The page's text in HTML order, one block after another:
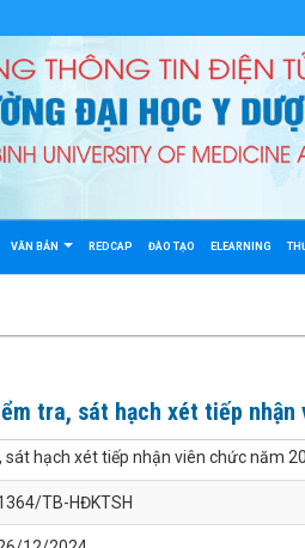
VĂN BẢN REDCAP ĐÀO TẠO ELEARNING
tra, sát hạch xét tiếp nhận
hạch xét tiếp nhận viên chức năm
TB-HĐKTSH